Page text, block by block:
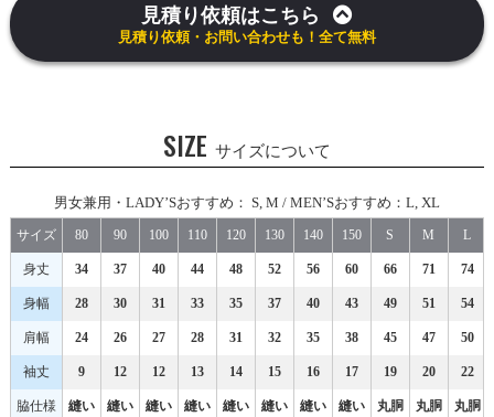
見積り依頼はこちら
見積り依頼・お問い合わせも！全て無料
SIZE サイズについて
男女兼用・LADY’Sおすすめ： S, M / MEN’Sおすすめ：L, XL
サイズ 80 90 100 110 120 130 140 150 S M L
身丈 34 37 40 44 48 52 56 60 66 71 74
身幅 28 30 31 33 35 37 40 43 49 51 54
肩幅 24 26 27 28 31 32 35 38 45 47 50
袖丈 9 12 12 13 14 15 16 17 19 20 22
脇仕様 縫い 縫い 縫い 縫い 縫い 縫い 縫い 縫い 丸胴 丸胴 丸胴